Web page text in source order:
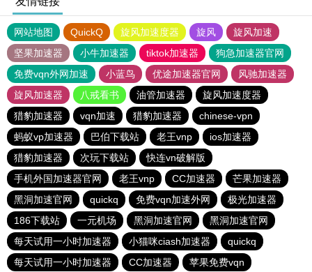
网站地图 QuickQ 旋风加速度器 旋风
旋风加速
坚果加速器
小牛加速器 tiktok加速器
狗急加速器官网
免费vqn外网加速
小蓝鸟 优途加速器官网
风驰加速器
旋风加速器
八戒看书 油管加速器
旋风加速度器
猎豹加速器
vqn加速 猎豹加速器
chinese-vpn
蚂蚁vp加速器
巴伯下载站 老王vnp
ios加速器
猎豹加速器
次玩下载站
快连vn破解版
手机外国加速器官网
老王vnp CC加速器
芒果加速器
黑洞加速官网
quickq 免费vqn加速外网
极光加速器
186下载站
一元机场 黑洞加速官网
黑洞加速官网
每天试用一小时加速器
小猫咪ciash加速器
quickq
每天试用一小时加速器
CC加速器 苹果免费vqn